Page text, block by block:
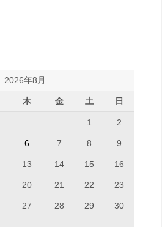
2026年8月
木 金 土 日
1 2
6 7 8 9
13 14 15 16
20 21 22 23
27 28 29 30